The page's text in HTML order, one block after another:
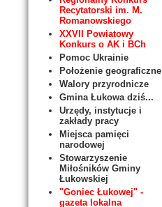
Recytatorski im. M.
Romanowskiego
XXVII Powiatowy
Konkurs o AK i BCh
Pomoc Ukrainie
Położenie geograficzne
Walory przyrodnicze
Gmina Łukowa dziś...
Urzędy, instytucje i
zakłady pracy
Miejsca pamięci
narodowej
Stowarzyszenie
Miłośników Gminy
Łukowskiej
"Goniec Łukowej" -
gazeta lokalna